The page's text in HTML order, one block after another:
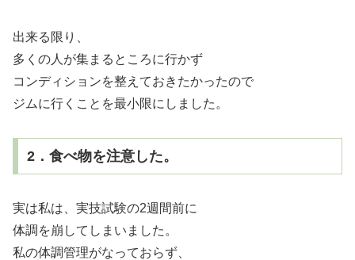
出来る限り、
多くの人が集まるところに行かず
コンディションを整えておきたかったので
ジムに行くことを最小限にしました。
2．食べ物を注意した。
実は私は、実技試験の2週間前に
体調を崩してしまいました。
私の体調管理がなっておらず、